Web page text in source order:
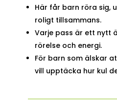
Här får barn röra sig,
roligt tillsammans.
Varje pass är ett nytt
rörelse och energi.
För barn som älskar
vill upptäcka hur kul